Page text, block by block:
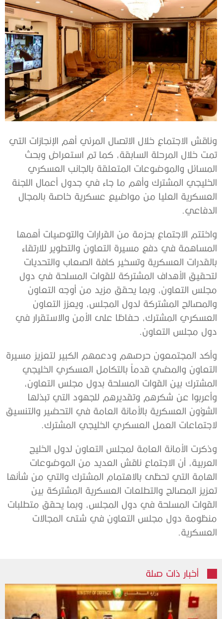
وناقش الاجتماع خلال الاتصال المرئي أهم الإنجازات التي
تمت خلال المرحلة السابقة، كما تم استعراض وبحث
المسائل والموضوعات المتعلقة بالجانب العسكري
الخليجي المشترك وأهم ما جاء في جدول أعمال اللجنة
العسكرية العليا من مواضيع عسكرية خاصة بالمجال
الدفاعي.
واختتم الاجتماع بحزمة من القرارات والتوصيات أهمها
المساهمة في دفع مسيرة التعاون والتطوير للارتقاء
بالقدرات العسكرية وتسخير كافة الصعاب والتحديات
لتحقيق الأهداف المشتركة للقوات المسلحة في دول
مجلس التعاون، وبما يحقق مزيد من أوجه التعاون
والمصالح المشتركة لدول المجلس، ويعزز التعاون
العسكري المشترك، حفاظا على الأمن والاستقرار في
دول مجلس التعاون.
وأكد المجتمعون حرصهم ودعمهم الكبير لتعزيز مسيرة
التعاون والمضي قدماً بالتكامل العسكري الخليجي
المشترك بين القوات المسلحة بدول مجلس التعاون،
وأعربوا عن شكرهم وتقديرهم للجهود التي تبذلها
الشؤون العسكرية بالأمانة العامة في التحضير والتنسيق
لاجتماعات العمل العسكري الخليجي المشترك.
وذكرت الأمانة العامة لمجلس التعاون لدول الخليج
العربية، أن الاجتماع ناقش العديد من الموضوعات
الهامة التي تحظى بالاهتمام المشترك والتي من شأنها
تعزيز المصالح والتطلعات العسكرية المشتركة بين
القوات المسلحة في دول المجلس، وبما يحقق متطلبات
منظومة دول مجلس التعاون في شتى المجالات
العسكرية.
أخبار ذات صلة